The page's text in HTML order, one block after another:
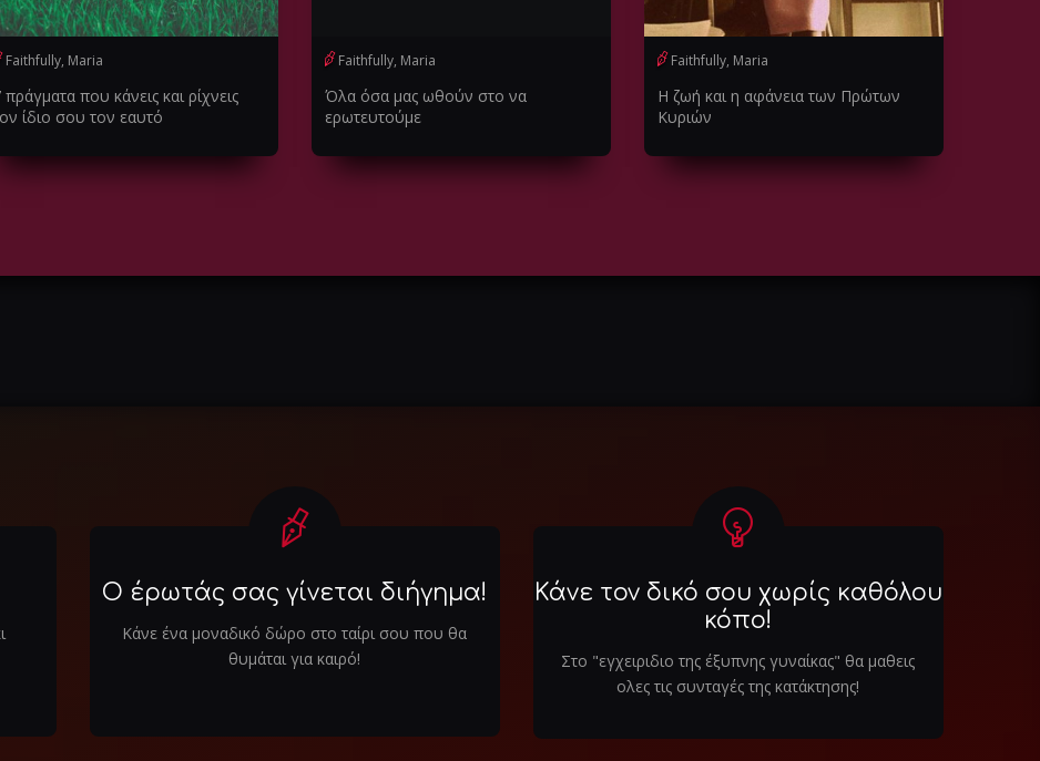
Faithfully, Maria
πράγματα που κάνεις και ρίχνεις
ίδιο σου τον εαυτό
Faithfully, Maria
Όλα όσα μας ωθούν στο να
ερωτευτούμε
Faithfully, Maria
Η ζωή και η αφάνεια των Πρώτων
Κυριών
Ο έρωτάς σας γίνεται διήγημα!
Κάνε ένα μοναδικό δώρο στο ταίρι σου που θα
θυμάται για καιρό!
Κάνε τον δικό σου χωρίς καθόλου
κόπο!
Στο "εγχειριδιο της έξυπνης γυναίκας" θα μαθεις
ολες τις συνταγές της κατάκτησης!